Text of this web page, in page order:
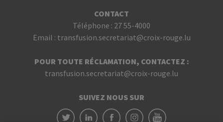
CONTACT
Téléphone : 27 55-4000
Email : transfusion.secretariat@croix-rouge.lu
POUR TOUTE RÉCLAMATION, CONTACTEZ :
transfusion.secretariat@croix-rouge.lu
SUIVEZ NOUS SUR